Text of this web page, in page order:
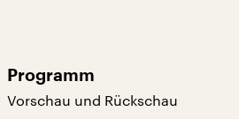
Programm
Vorschau und Rückschau